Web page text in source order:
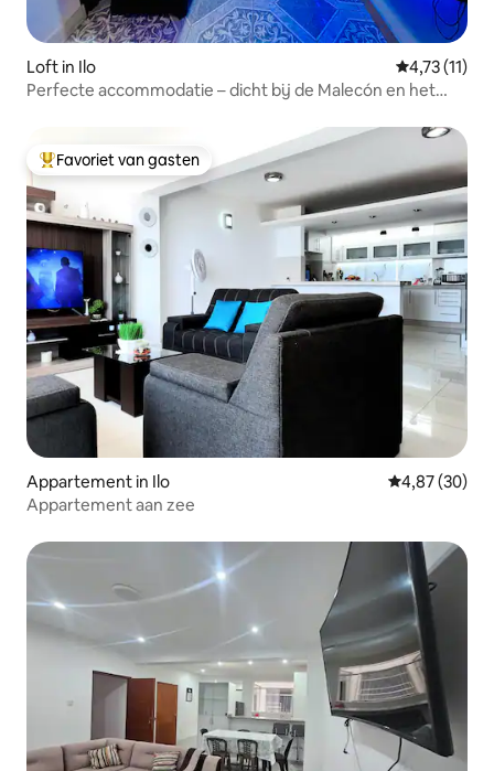
Loft in Ilo Gemiddelde
4,73 (11)
Perfecte accommodatie – dicht bij de Malecón en het
Topfavoriet van gasten
Favoriet van gasten
Appartement in Ilo Gemiddelde
4,87 (30)
Appartement aan zee